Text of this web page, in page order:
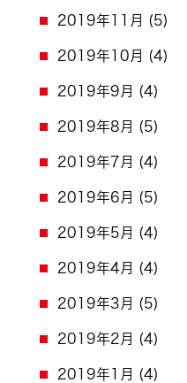
2019年11月 (5)
2019年10月 (4)
2019年9月 (4)
2019年8月 (5)
2019年7月 (4)
2019年6月 (5)
2019年5月 (4)
2019年4月 (4)
2019年3月 (5)
2019年2月 (4)
2019年1月 (4)